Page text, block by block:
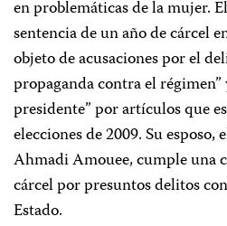
en problemáticas de la mujer.
sentencia de un año de cárcel
objeto de acusaciones por el
propaganda contra el
presidente” por artículos que
elecciones de 2009. Su
Ahmadi Amouee, cumple una
cárcel por presuntos delitos
Estado.